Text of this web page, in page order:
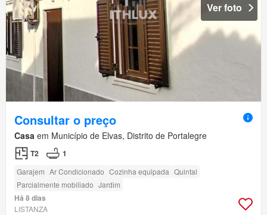
Ver foto
Consultar o preço
Casa em Município de Elvas, Distrito de Portalegre
T2 1
Garajem Ar Condicionado Cozinha equipada Quintal
Parcialmente mobiliado Jardim
Há 8 dias
LISTANZA